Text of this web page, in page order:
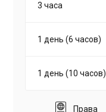
3 часа
1 день (6 часов)
1 день (10 часов)
Права